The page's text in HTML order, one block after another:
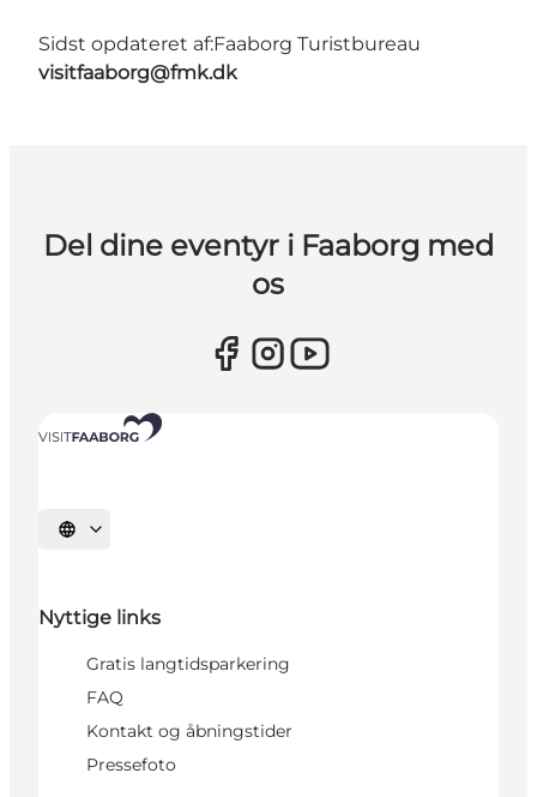
Sidst opdateret af:Faaborg Turistbureau
visitfaaborg@fmk.dk
Del dine eventyr i Faaborg med
os
Vælg sprog
Nyttige links
Gratis langtidsparkering
FAQ
Kontakt og åbningstider
Pressefoto